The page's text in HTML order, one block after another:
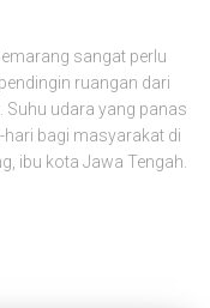
sangat perlu
ruangan dari
Suhu udara yang panas
bagi masyarakat di
ibu kota Jawa Tengah.